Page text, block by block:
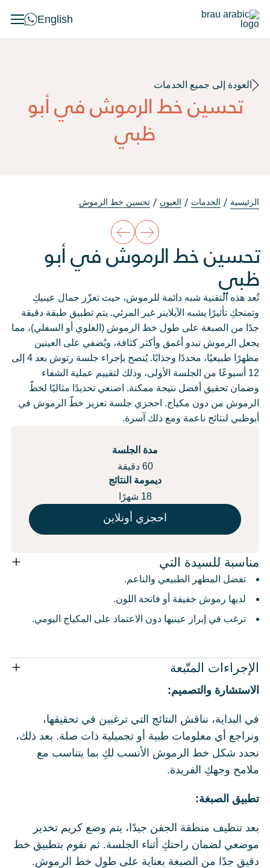
English
العودة إلى جميع الخدمات
تحسين خط الرموش في أبو
ظبي
الرئيسية الخدمات العيون تحسين خط الرموش
تحسين خط الرموش في أبو
ظبي
تُعد هذه التقنية شبه دائمة للرموش، حيث تعزّز جمال عينيكِ
وتمنحكِ تأثيرًا يشبه الآيلاينر غير المرئي. يتم تطبيق طبقة دقيقة
جدًا من الصبغة على طول خط الرموش (العلوي أو السفلي)، مما
يجعل الرموش تبدو أغمق وأكثر كثافة، ويُضفي على العينين
مظهرًا طبيعيًا، محددًا وجذابًا. يُنصح بإجراء جلسة رتوش بعد 4 إلى
12 أسبوعًا من الجلسة الأولى، وذلك لتقييم عملية الشفاء
وضمان تحقيق أفضل نتيجة ممكنة. اصنعي تحديدًا مثاليًا لخطّ
الرموش من دون مكياج. احجزي جلسة تعزيز خطّ الرموش في
أبوظبي لنتائج ناعمة ومع ذلك آسرة.
مدة الجلسة
60 دقيقة
ديمومة النتائج
18 شهرًا
احجزي أونلاين
مناسبة للسيدة التي
تفضل المظهر الطبيعي والناعم.
لديها رموش خفيفة أو فاتحة اللون.
ترغب في إبراز عينيها دون الاعتماد على المكياج اليومي.
الإجراءات المتّبعة
الاستشارة والتصميم:
في البداية، نناقش النتائج التي ترغبين في تحقيقها،
ونراجع أي معلومات طبية أو تجميلية ذات صلة. بعد ذلك،
نحدد شكل خط الرموش الأنسب لكِ بما يتناسب مع
ملامح وجهكِ الفريدة.
تطبيق الصبغة:
بعد تنظيف منطقة الجفن جيدًا، يتم وضع كريم تخدير
موضعي لضمان راحتكِ أثناء الجلسة. ثم نقوم بتطبيق خط
دقيق جدًا من الصبغة بعناية على طول خط الرموش.